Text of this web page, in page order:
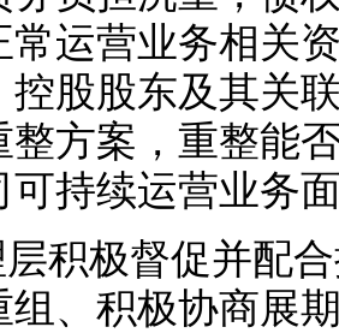
常运营业务相关
控股股东及其关
整方案，重整能
可持续运营业务
积极督促并配
组、积极协商展